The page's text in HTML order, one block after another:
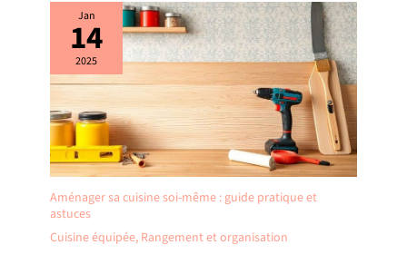
Jan
14
2025
Aménager sa cuisine soi-même : guide pratique et
astuces
Cuisine équipée, Rangement et organisation